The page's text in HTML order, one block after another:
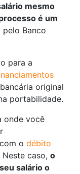
mesmo
é um
pelo Banco
para a
original
portabilidade.
onde você
o débito
caso, o
salário o